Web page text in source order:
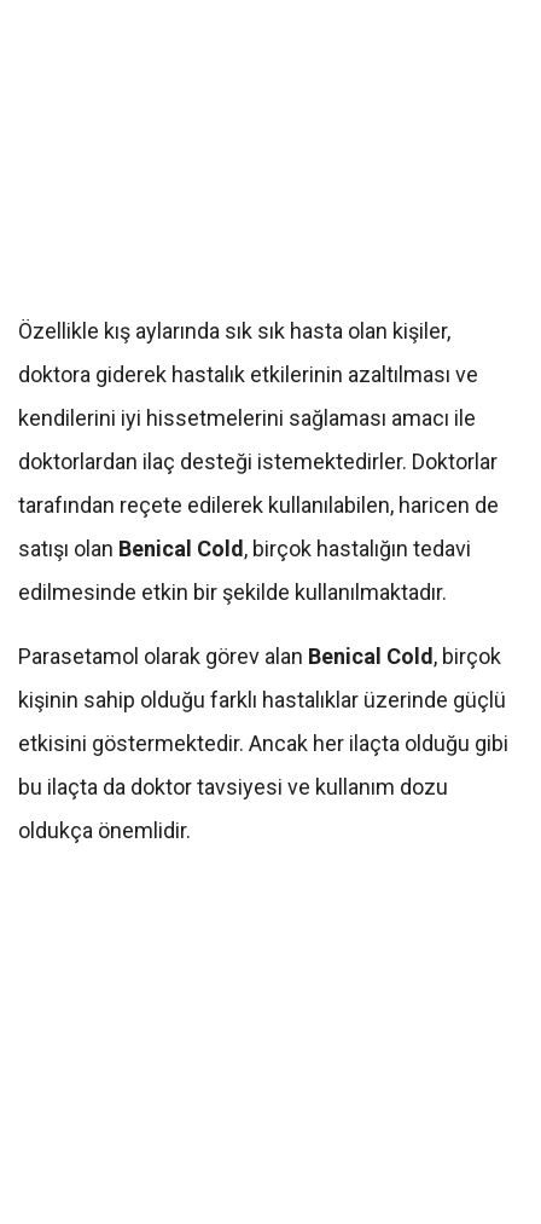
Özellikle kış aylarında sık sık hasta olan kişiler,
doktora giderek hastalık etkilerinin azaltılması ve
kendilerini iyi hissetmelerini sağlaması amacı ile
doktorlardan ilaç desteği istemektedirler. Doktorlar
tarafından reçete edilerek kullanılabilen, haricen de
satışı olan Benical Cold , birçok hastalığın tedavi
edilmesinde etkin bir şekilde kullanılmaktadır.
Parasetamol olarak görev alan Benical Cold , birçok
kişinin sahip olduğu farklı hastalıklar üzerinde güçlü
etkisini göstermektedir. Ancak her ilaçta olduğu gibi
bu ilaçta da doktor tavsiyesi ve kullanım dozu
oldukça önemlidir.